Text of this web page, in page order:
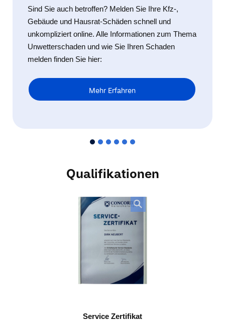
Sind Sie auch betroffen? Melden Sie Ihre Kfz-,
Gebäude und Hausrat-Schäden schnell und
unkompliziert online. Alle Informationen zum Thema
Unwetterschaden und wie Sie Ihren Schaden
melden finden Sie hier:
Mehr Erfahren
Qualifikationen
Service Zertifikat